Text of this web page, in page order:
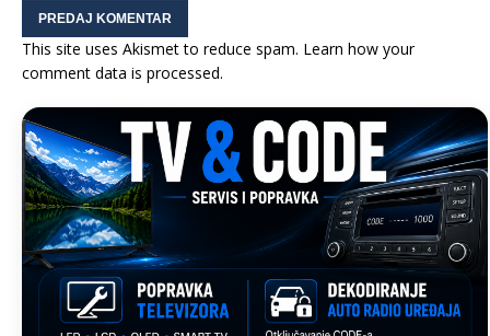
This site uses Akismet to reduce spam. Learn how your
comment data is processed.